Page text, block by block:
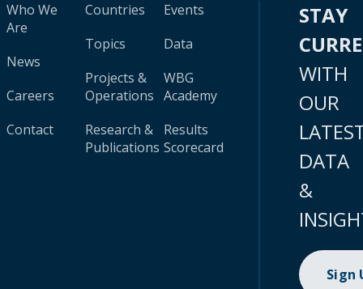
Who We
Are
News
Careers
Contact
Countries
Topics
Projects &
Operations
Research &
Publications
Events
Data
WBG
Academy
Results
Scorecard
STAY
WITH
OUR
DATA
&
Sign